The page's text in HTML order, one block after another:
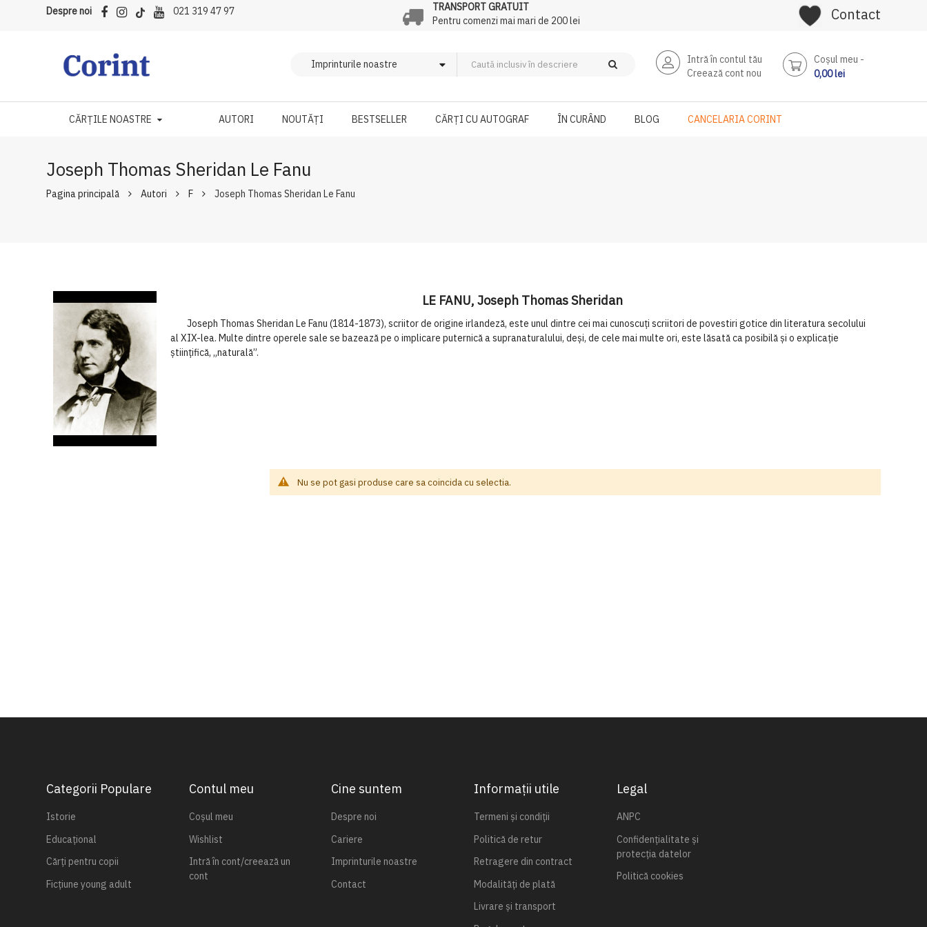
Despre noi 021 319 47 97
TRANSPORT GRATUIT
Pentru comenzi mai mari de 200 lei
Contact
Intră în contul tău
Creează cont nou
Coşul meu
0,00 lei
CĂRȚILE NOASTRE AUTORI NOUTĂȚI BESTSELLER CĂRȚI CU AUTOGRAF ÎN CURÂND BLOG CANCELARIA CORINT
Joseph Thomas Sheridan Le Fanu
Pagina principală Autori F Joseph Thomas Sheridan Le Fanu
LE FANU, Joseph Thomas Sheridan
Joseph Thomas Sheridan Le Fanu (1814-1873), scriitor de origine irlandeză, este unul dintre cei mai cunoscuți scriitori de povestiri gotice din literatura secolului
al XIX-lea. Multe dintre operele sale se bazează pe o implicare puternică a supranaturalului, deși, de cele mai multe ori, este lăsată ca posibilă și o explicație
științifică, „naturală”.
Nu se pot gasi produse care sa coincida cu selectia.
Categorii Populare
Istorie
Educațional
Cărți pentru copii
Ficțiune young adult
Contul meu
Coșul meu
Wishlist
Intră în cont/creează un
cont
Cine suntem
Despre noi
Cariere
Imprinturile noastre
Contact
Informații utile
Termeni și condiții
Politică de retur
Retragere din contract
Modalități de plată
Livrare și transport
Legal
ANPC
Confidențialitate și
protecția datelor
Politică cookies